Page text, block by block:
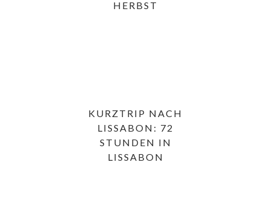
HERBST
KURZTRIP NACH
LISSABON: 72
STUNDEN IN
LISSABON